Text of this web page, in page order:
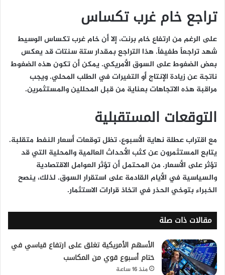
تراجع خام غرب تكساس
على الرغم من ارتفاع خام برنت، إلا أن خام غرب تكساس الوسيط
شهد تراجعاً طفيفاً. هذا التراجع بمقدار ستة سنتات قد يعكس
بعض الضغوط على السوق الأمريكي. يمكن أن تكون هذه الضغوط
ناتجة عن زيادة الإنتاج أو التغيرات في الطلب المحلي. ويجب
مراقبة هذه الاتجاهات بعناية من قبل المحللين والمستثمرين.
التوقعات المستقبلية
مع اقتراب عطلة نهاية الأسبوع، تظل توقعات أسعار النفط متقلبة.
يتابع المستثمرون عن كثب الأحداث العالمية والمحلية التي قد
تؤثر على الأسعار. من المحتمل أن تؤثر العوامل الاقتصادية
والسياسية في الأيام القادمة على استقرار السوق. لذلك، ينصح
الخبراء بتوخي الحذر في اتخاذ قرارات الاستثمار.
مقالات ذات صلة
الأسهم الأمريكية تغلق على ارتفاع قياسي في
ختام أسبوع قوي من المكاسب
منذ 16 ساعة